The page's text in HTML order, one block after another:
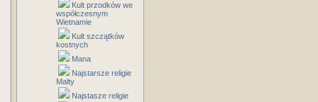
Kult przodków we
współczesnym
Wietnamie
Kult szczątków
kostnych
Mana
Najstarsze religie
Malty
Najstasze religie